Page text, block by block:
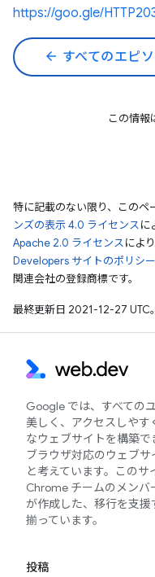
https://goo.gle/
arrow_back すべてのエピ
この情報
特に記載のない限り、このペ
ンズの表示 4.0 ライセンスに
Apache 2.0 ライセンスによ
Developers サイトのポリシー
関連会社の登録商標です。
最終更新日 2021-12-27 UTC。
Google では、すべての
美しく、アクセスしやす
なウェブサイトを構築
ブラウザ対応のウェブ
と考えています。このサ
Chrome チームのメンバ
が作成した、移行を支援
揃っています。
投稿